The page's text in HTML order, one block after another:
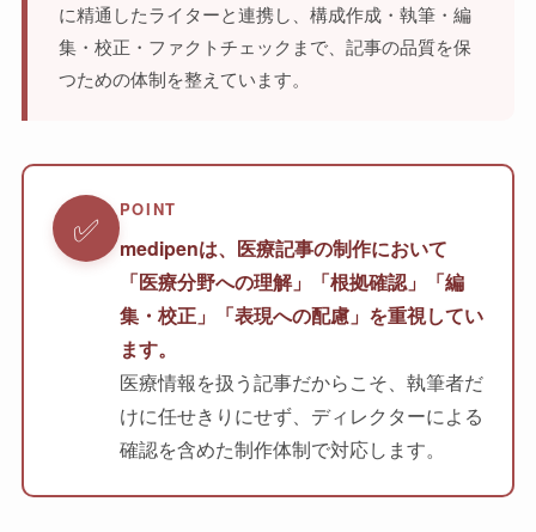
に精通したライターと連携し、構成作成・執筆・編
集・校正・ファクトチェックまで、記事の品質を保
つための体制を整えています。
✅ POINT
medipenは、医療記事の制作において
「医療分野への理解」「根拠確認」「編
集・校正」「表現への配慮」を重視してい
ます。
医療情報を扱う記事だからこそ、執筆者だ
けに任せきりにせず、ディレクターによる
確認を含めた制作体制で対応します。